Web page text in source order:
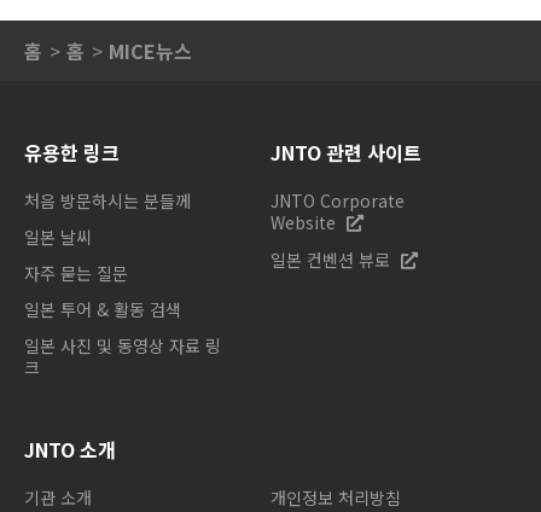
홈 홈 MICE뉴스
유용한 링크
처음 방문하시는 분들께
일본 날씨
자주 묻는 질문
일본 투어 & 활동 검색
일본 사진 및 동영상 자료 링
크
JNTO 관련 사이트
JNTO Corporate
Website
일본 컨벤션 뷰로
JNTO 소개
기관 소개
개인정보 처리방침